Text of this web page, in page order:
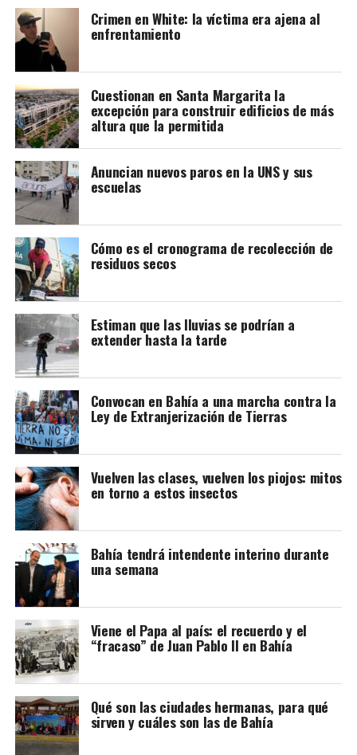
Crimen en White: la víctima era ajena al
enfrentamiento
Cuestionan en Santa Margarita la
excepción para construir edificios de más
altura que la permitida
Anuncian nuevos paros en la UNS y sus
escuelas
Cómo es el cronograma de recolección de
residuos secos
Estiman que las lluvias se podrían a
extender hasta la tarde
Convocan en Bahía a una marcha contra la
Ley de Extranjerización de Tierras
Vuelven las clases, vuelven los piojos: mitos
en torno a estos insectos
Bahía tendrá intendente interino durante
una semana
Viene el Papa al país: el recuerdo y el
“fracaso” de Juan Pablo II en Bahía
Qué son las ciudades hermanas, para qué
sirven y cuáles son las de Bahía